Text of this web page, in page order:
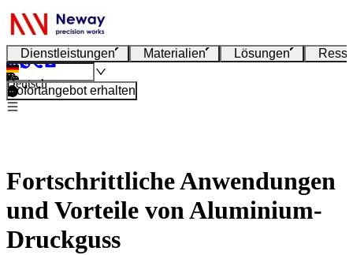
Dienstleistungen Materialien Lösungen
Deutsch
Sofortangebot erhalten
Fortschrittliche Anwendungen
und Vorteile von Aluminium-
Druckguss